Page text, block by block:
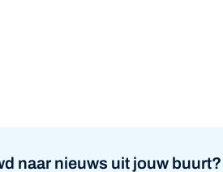
via Mailvia Whatsapp
naar nieuws uit jouw